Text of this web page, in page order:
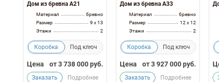
Дом из бревна А21
Материал
бревно
Размер
9 x 13
Этажи
2
Коробка Под ключ
Цена от3 738 000руб.
Заказать Подробнее
Дом из бревна А33
Материал
бревно
Размер
12 x 12
Этажи
2
Коробка Под ключ
Цена от3 927 000руб.
Заказать Подробнее